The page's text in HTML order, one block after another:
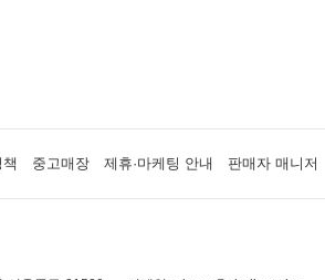
중고매장 제휴·마케팅 안내 판매자 매니저